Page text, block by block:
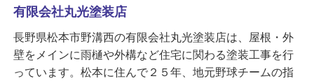
有限会社丸光塗装店
長野県松本市野溝西の有限会社丸光塗装店は、屋根・外
壁をメインに雨樋や外構など住宅に関わる塗装工事を行
っています。松本に住んで２５年、地元野球チームの指